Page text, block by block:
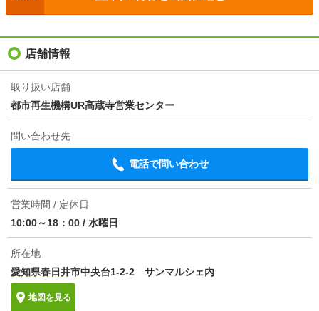
入居
損保 -
情報更新日
2026/08/21
物件備考
子育て世帯限定。要件を満たすと最大６年間家賃２
口へ。Ｋ１Ｏ１Ｓ１ＷＤ
店舗情報
取り扱い店舗
都市再生機構UR高蔵寺営業センター
問い合わせ先
電話で問い合わせ
営業時間 / 定休日
10:00～18：00 / 水曜日
所在地
愛知県春日井市中央台1-2-2 サンマルシェ内
地図を見る